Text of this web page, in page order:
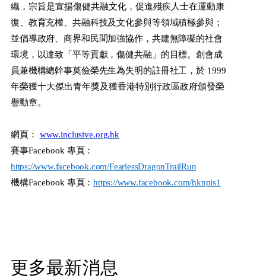
織，宗旨是宣揚傷健共融文化，促進殘疾人士在運動康
復、教育充權、共融科技及文化參與等領域積極參與；
並倡導政府、商界和民間加強協作，共建無障礙的社會
環境，以達致「平等貢獻，傷健共融」的目標。創會成
員兼機構總幹事莫儉榮先生為失明的註冊社工，於 1999
年榮獲十大傑出青年獎及獲香港特別行政區政府頒發榮
譽勳章。
網頁： www.inclusive.org.hk
賽事Facebook 專頁：
https://www.facebook.com/FearlessDragonTrailRun
機構Facebook 專頁：https://www.facebook.com/hknpis1
更多最新消息